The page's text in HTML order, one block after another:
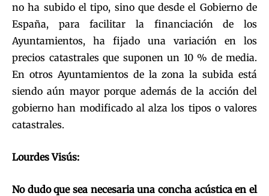
no ha subido el tipo, sino que desde el Gobierno de
España, para facilitar la financiación de los
Ayuntamientos, ha fijado una variación en los
precios catastrales que suponen un 10 % de media.
En otros Ayuntamientos de la zona la subida está
siendo aún mayor porque además de la acción del
gobierno han modificado al alza los tipos o valores
catastrales.
Lourdes Visús:
No dudo que sea necesaria una concha acústica en el